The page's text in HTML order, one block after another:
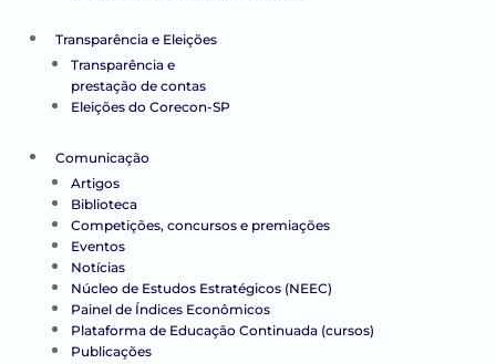
Transparência e Eleições
Transparência e
prestação de contas
Eleições do Corecon-SP
Comunicação
Artigos
Biblioteca
Competições, concursos e premiações
Eventos
Notícias
Núcleo de Estudos Estratégicos (NEEC)
Painel de Índices Econômicos
Plataforma de Educação Continuada (cursos)
Publicações